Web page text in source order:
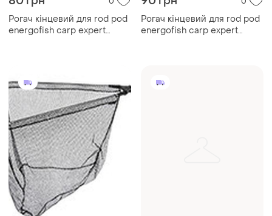
Рогач кінцевий для rod pod
energofish carp expert
Рогач кінцевий для rod pod
energofish carp expert